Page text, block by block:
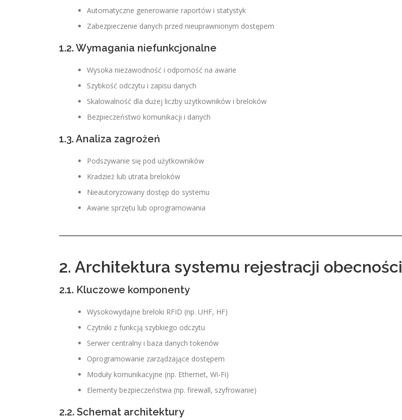
Automatyczne generowanie raportów i statystyk
Zabezpieczenie danych przed nieuprawnionym dostępem
1.2. Wymagania niefunkcjonalne
Wysoka niezawodność i odporność na awarie
Szybkość odczytu i zapisu danych
Skalowalność dla dużej liczby użytkowników i breloków
Bezpieczeństwo komunikacji i danych
1.3. Analiza zagrożeń
Podszywanie się pod użytkowników
Kradzież lub utrata breloków
Nieautoryzowany dostęp do systemu
Awarie sprzętu lub oprogramowania
2. Architektura systemu rejestracji obecności
2.1. Kluczowe komponenty
Wysokowydajne breloki RFID (np. UHF, HF)
Czytniki z funkcją szybkiego odczytu
Serwer centralny i baza danych tokenów
Oprogramowanie zarządzające dostępem
Moduły komunikacyjne (np. Ethernet, Wi-Fi)
Elementy bezpieczeństwa (np. firewall, szyfrowanie)
2.2. Schemat architektury